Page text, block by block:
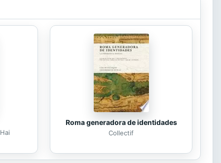
Roma generadora de identidades
Collectif